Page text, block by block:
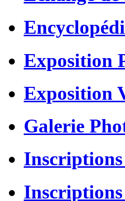
Exposition
Exposition
Galerie
Inscriptions
Inscriptions